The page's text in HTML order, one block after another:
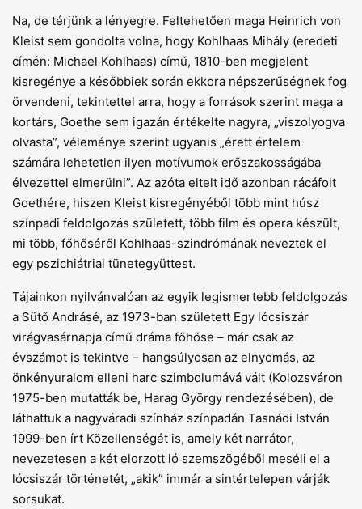
Na, de térjünk a lényegre. Feltehetően maga Heinrich von
Kleist sem gondolta volna, hogy Kohlhaas Mihály (eredeti
címén: Michael Kohlhaas) című, 1810-ben megjelent
kisregénye a későbbiek során ekkora népszerűségnek fog
örvendeni, tekintettel arra, hogy a források szerint maga a
kortárs, Goethe sem igazán értékelte nagyra, „viszolyogva
olvasta”, véleménye szerint ugyanis „érett értelem
számára lehetetlen ilyen motívumok erőszakosságába
élvezettel elmerülni”. Az azóta eltelt idő azonban rácáfolt
Goethére, hiszen Kleist kisregényéből több mint húsz
színpadi feldolgozás született, több film és opera készült,
mi több, főhőséről Kohlhaas-szindrómának neveztek el
egy pszichiátriai tünetegyüttest.
Tájainkon nyilvánvalóan az egyik legismertebb feldolgozás
a Sütő Andrásé, az 1973-ban született Egy lócsiszár
virágvasárnapja című dráma főhőse – már csak az
évszámot is tekintve – hangsúlyosan az elnyomás, az
önkényuralom elleni harc szimbolumává vált (Kolozsváron
1975-ben mutatták be, Harag György rendezésében), de
láthattuk a nagyváradi színház színpadán Tasnádi István
1999-ben írt Közellenségét is, amely két narrátor,
nevezetesen a két elorzott ló szemszögéből meséli el a
lócsiszár történetét, „akik” immár a sintértelepen várják
sorsukat.